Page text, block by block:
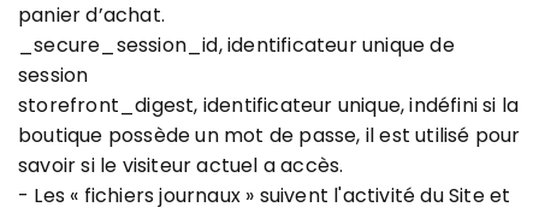
panier d’achat.
_secure_session_id, identificateur unique de
session
storefront_digest, identificateur unique, indéfini si la
boutique possède un mot de passe, il est utilisé pour
savoir si le visiteur actuel a accès.
- Les « fichiers journaux » suivent l'activité du Site et